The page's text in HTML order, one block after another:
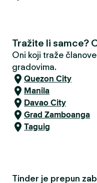
Tražite li samce?
Oni koji traže
gradovima.
Quezon City
Manila
Davao City
Grad Zamboanga
Taguig
Tinder je prepun